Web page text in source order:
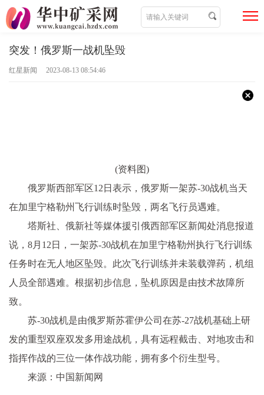
突发！俄罗斯一战机坠毁
红星新闻 2023-08-13 08:54:46
(资料图)
俄罗斯西部军区12日表示，俄罗斯一架苏-30战机当天
在加里宁格勒州飞行训练时坠毁，两名飞行员遇难。
塔斯社、俄新社等媒体援引俄西部军区新闻处消息报道
说，8月12日，一架苏-30战机在加里宁格勒州执行飞行训练
任务时在无人地区坠毁。此次飞行训练并未装载弹药，机组
人员全部遇难。根据初步信息，坠机原因是由技术故障所
致。
苏-30战机是由俄罗斯苏霍伊公司在苏-27战机基础上研
发的重型双座双发多用途战机，具有远程截击、对地攻击和
指挥作战的三位一体作战功能，拥有多个衍生型号。
来源：中国新闻网